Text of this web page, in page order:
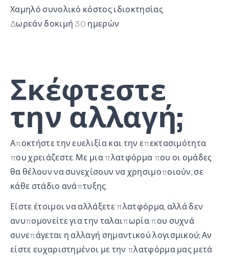
Χαμηλό συνολικό κόστος ιδιοκτησίας
Δωρεάν δοκιμή 30 ημερών
Σκέφτεστε
την αλλαγή;
Αποκτήστε την ευελιξία και την επεκτασιμότητα
που χρειάζεστε. Με μια πλατφόρμα που οι ομάδες
θα θέλουν να συνεχίσουν να χρησιμοποιούν, σε
κάθε στάδιο ανάπτυξης.
Είστε έτοιμοι να αλλάξετε πλατφόρμα, αλλά δεν
ανυπομονείτε για την ταλαιπωρία που συχνά
συνεπάγεται η αλλαγή σημαντικού λογισμικού; Αν
είστε ευχαριστημένοι με την πλατφόρμα μας μετά